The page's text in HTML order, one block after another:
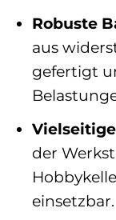
Robuste
aus
gefertigt
der
einsetzbar.